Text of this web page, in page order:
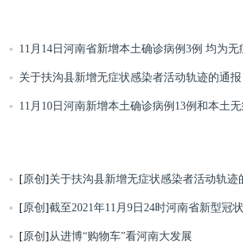
11月14日河南省新增本土确诊病例3例 均为无
者转确诊病例
关于扶沟县新增无症状感染者活动轨迹的通报
11月10日河南新增本土确诊病例13例和本土
[原创 ] 关于扶沟县新增无症状感染者活动轨迹
[原创 ]截至2021年11月9日24时河南省新型冠
[原创 ] 从进博“购物车”看河南大发展